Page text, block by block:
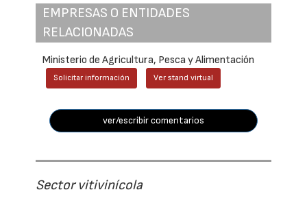
EMPRESAS O ENTIDADES
RELACIONADAS
Ministerio de Agricultura, Pesca y Alimentación
Solicitar información Ver stand virtual
ver/escribir comentarios
Sector vitivinícola